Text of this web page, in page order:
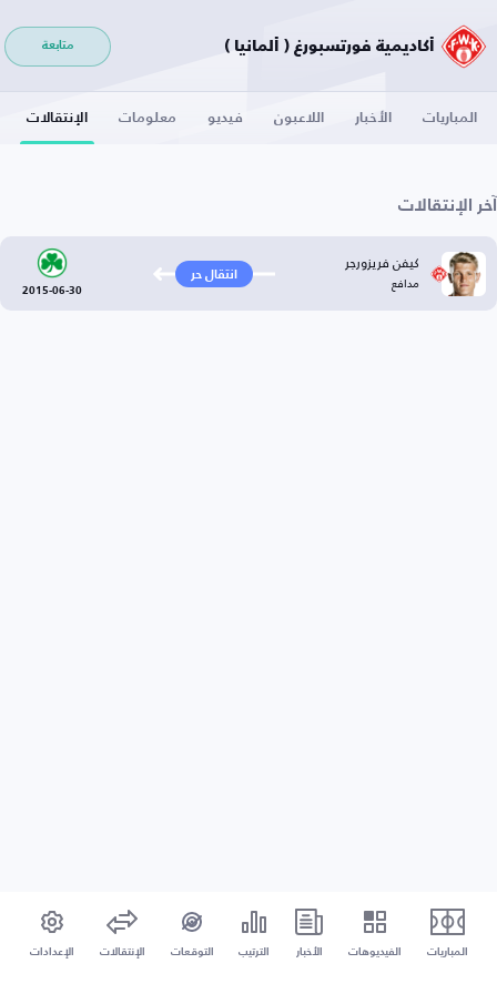
أكاديمية فورتسبورغ ( ألمانيا ) متابعة
المباريات الأخبار اللاعبون فيديو معلومات الإنتقالات
آخر الإنتقالات
كيفن فريزورجر
مدافع انتقال حر
2015-06-30
المباريات الفيديوهات الأخبار الترتيب التوقعات الإنتقالات الإعدادات